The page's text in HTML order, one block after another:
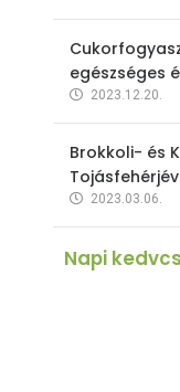
egészséges
2023.12.20.
Brokkoli- és
2023.03.06.
Napi